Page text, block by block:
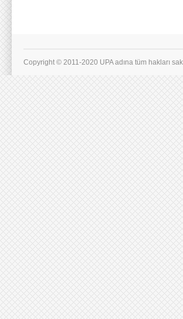
Copyright © 2011-2020 UPA adına tüm hakları